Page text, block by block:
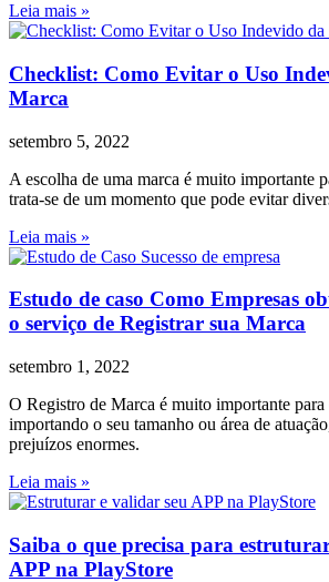
Leia mais »
Checklist: Como Evitar o Uso
Marca
setembro 5, 2022
A escolha de uma marca é muito importante
trata-se de um momento que pode evitar
Leia mais »
Estudo de caso Como Empresas
o serviço de Registrar sua Marca
setembro 1, 2022
O Registro de Marca é muito importante para
importando o seu tamanho ou área de
prejuízos enormes.
Leia mais »
Saiba o que precisa para
APP na PlayStore